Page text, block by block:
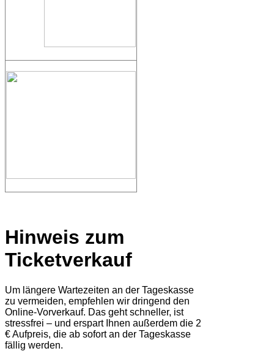
Hinweis zum
Ticketverkauf
Um längere Wartezeiten an der Tageskasse
zu vermeiden, empfehlen wir dringend den
Online-Vorverkauf. Das geht schneller, ist
stressfrei – und erspart Ihnen außerdem die 2
€ Aufpreis, die ab sofort an der Tageskasse
fällig werden.